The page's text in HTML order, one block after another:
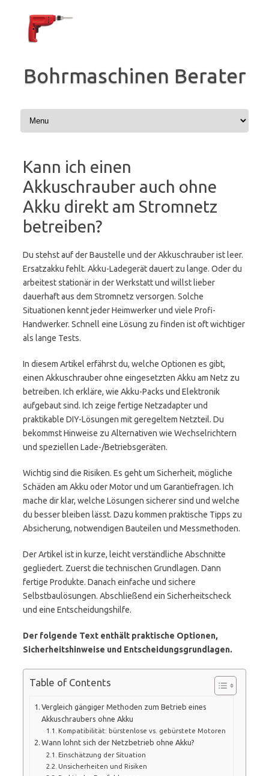
springen
Bohrmaschinen Berater
Kann ich einen
Akkuschrauber auch ohne
Akku direkt am Stromnetz
betreiben?
Du stehst auf der Baustelle und der Akkuschrauber ist leer.
Ersatzakku fehlt. Akku-Ladegerät dauert zu lange. Oder du
arbeitest stationär in der Werkstatt und willst lieber
dauerhaft aus dem Stromnetz versorgen. Solche
Situationen kennt jeder Heimwerker und viele Profi-
Handwerker. Schnell eine Lösung zu finden ist oft wichtiger
als lange Tests.
In diesem Artikel erfährst du, welche Optionen es gibt,
einen Akkuschrauber ohne eingesetzten Akku am Netz zu
betreiben. Ich erkläre, wie Akku-Packs und Elektronik
aufgebaut sind. Ich zeige fertige Netzadapter und
praktikable DIY-Lösungen mit geregeltem Netzteil. Du
bekommst Hinweise zu Alternativen wie Wechselrichtern
und speziellen Lade-/Betriebsgeräten.
Wichtig sind die Risiken. Es geht um Sicherheit, mögliche
Schäden am Akku oder Motor und um Garantiefragen. Ich
mache dir klar, welche Lösungen sicherer sind und welche
du besser bleiben lässt. Dazu kommen praktische Tipps zu
Absicherung, notwendigen Bauteilen und Messmethoden.
Der Artikel ist in kurze, leicht verständliche Abschnitte
gegliedert. Zuerst die technischen Grundlagen. Dann
fertige Produkte. Danach einfache und sichere
Selbstbaulösungen. Abschließend ein Sicherheitscheck
und eine Entscheidungshilfe.
Der folgende Text enthält praktische Optionen,
Sicherheitshinweise und Entscheidungsgrundlagen.
Table of Contents
Vergleich gängiger Methoden zum Betrieb eines
Akkuschraubers ohne Akku
Kompatibilität: bürstenlose vs. gebürstete Motoren
Wann lohnt sich der Netzbetrieb ohne Akku?
Einschätzung der Situation
Unsicherheiten und Risiken